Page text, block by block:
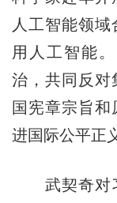
人工智能领
用人工智能
治，共同反对
国宪章宗旨
进国际公平正
武契奇对习